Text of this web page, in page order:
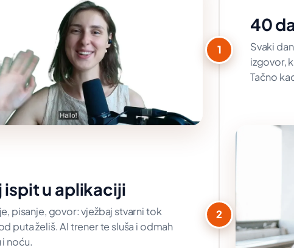
1
40
Svaki
izgovor,
Tačno
2
ispit u aplikaciji
pisanje, govor: vježbaj stvarni tok
puta želiš. AI trener te sluša i odmah
i noću.